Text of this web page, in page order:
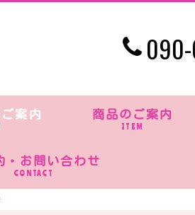
案内 商品のご案内
ITEM
・お問い合わせ
CONTACT